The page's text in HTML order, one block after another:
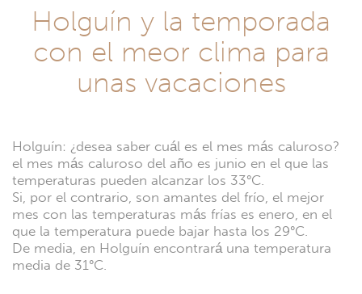
Holguín y la temporada
con el meor clima para
unas vacaciones
Holguín: ¿desea saber cuál es el mes más caluroso?
el mes más caluroso del año es junio en el que las
temperaturas pueden alcanzar los 33°C.
Si, por el contrario, son amantes del frío, el mejor
mes con las temperaturas más frías es enero, en el
que la temperatura puede bajar hasta los 29°C.
De media, en Holguín encontrará una temperatura
media de 31°C.